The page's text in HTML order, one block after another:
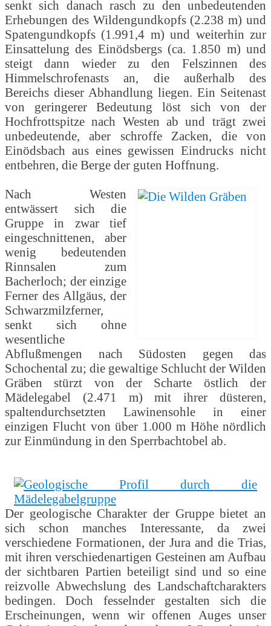
senkt sich danach rasch zu den unbedeutenden
Erhebungen des Wildengundkopfs (2.238 m) und
Spatengundkopfs (1.991,4 m) und weiterhin zur
Einsattelung des Einödsbergs (ca. 1.850 m) und
steigt dann wieder zu den Felszinnen des
Himmelschrofenasts an, die außerhalb des
Bereichs dieser Abhandlung liegen. Ein Seitenast
von geringerer Bedeutung löst sich von der
Hochfrottspitze nach Westen ab und trägt zwei
unbedeutende, aber schroffe Zacken, die von
Einödsbach aus eines gewissen Eindrucks nicht
entbehren, die Berge der guten Hoffnung.
Nach Westen
entwässert sich die
Gruppe in zwar tief
eingeschnittenen, aber
wenig bedeutenden
Rinnsalen zum
Bacherloch; der einzige
Ferner des Allgäus, der
Schwarzmilzferner,
senkt sich ohne
wesentliche
Abflußmengen nach Südosten gegen das
Schochental zu; die gewaltige Schlucht der Wilden
Gräben stürzt von der Scharte östlich der
Mädelegabel (2.471 m) mit ihrer düsteren,
spaltendurchsetzten Lawinensohle in einer
einzigen Flucht von über 1.000 m Höhe nördlich
zur Einmündung in den Sperrbachtobel ab.
Der geologische Charakter der Gruppe bietet an
sich schon manches Interessante, da zwei
verschiedene Formationen, der Jura and die Trias,
mit ihren verschiedenartigen Gesteinen am Aufbau
der sichtbaren Partien beteiligt sind und so eine
reizvolle Abwechslung des Landschaftcharakters
bedingen. Doch fesselnder gestalten sich die
Erscheinungen, wenn wir offenen Auges unser